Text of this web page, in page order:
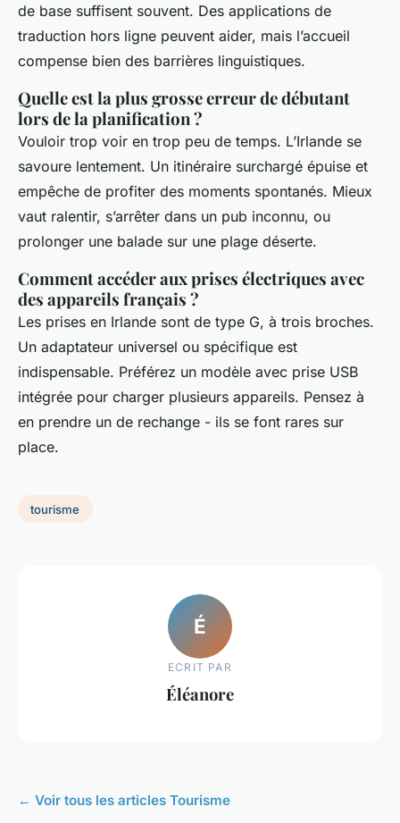
de base suffisent souvent. Des applications de
traduction hors ligne peuvent aider, mais l’accueil
compense bien des barrières linguistiques.
Quelle est la plus grosse erreur de débutant
lors de la planification ?
Vouloir trop voir en trop peu de temps. L’Irlande se
savoure lentement. Un itinéraire surchargé épuise et
empêche de profiter des moments spontanés. Mieux
vaut ralentir, s’arrêter dans un pub inconnu, ou
prolonger une balade sur une plage déserte.
Comment accéder aux prises électriques avec
des appareils français ?
Les prises en Irlande sont de type G, à trois broches.
Un adaptateur universel ou spécifique est
indispensable. Préférez un modèle avec prise USB
intégrée pour charger plusieurs appareils. Pensez à
en prendre un de rechange - ils se font rares sur
place.
tourisme
É
ECRIT PAR
Éléanore
← Voir tous les articles Tourisme